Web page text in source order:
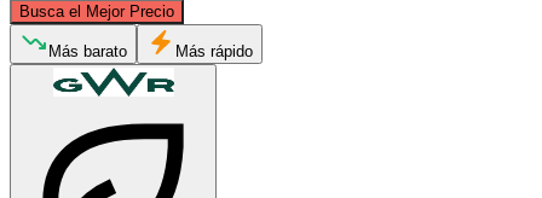
Busca el Mejor Precio
Haverfordwest
Más barato Más rápido